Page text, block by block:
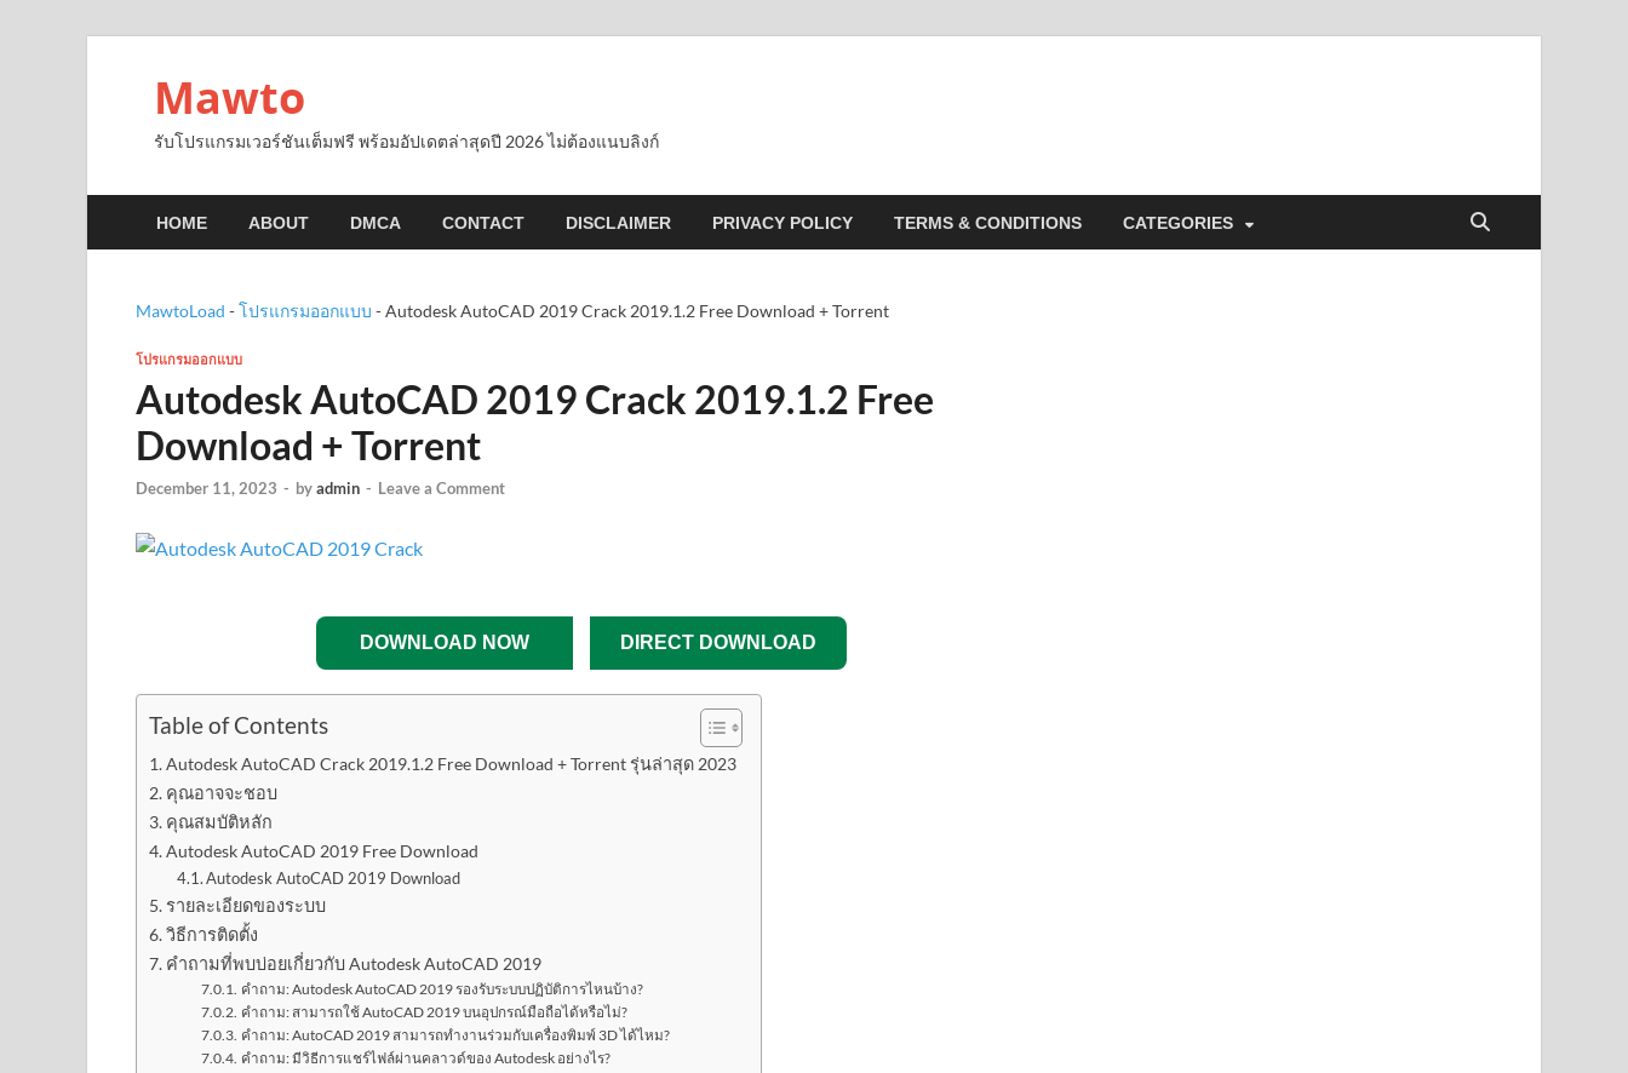
Mawto
รับโปรแกรมเวอร์ชันเต็มฟรี พร้อมอัปเดตล่าสุดปี 2026 ไม่ต้องแนบลิงก์
HOME ABOUT DMCA CONTACT DISCLAIMER PRIVACY POLICY TERMS & CONDITIONS CATEGORIES
MawtoLoad -โปรแกรมออกแบบ -Autodesk AutoCAD 2019 Crack 2019.1.2 Free Download + Torrent
โปรแกรมออกแบบ
Autodesk AutoCAD 2019 Crack 2019.1.2 Free
Download + Torrent
December 11, 2023 - byadmin - Leave a Comment
DOWNLOAD NOW DIRECT DOWNLOAD
Table of Contents
Autodesk AutoCAD Crack 2019.1.2 Free Download + Torrent รุ่นล่าสุด 2023
คุณอาจจะชอบ
คุณสมบัติหลัก
Autodesk AutoCAD 2019 Free Download
Autodesk AutoCAD 2019 Download
รายละเอียดของระบบ
วิธีการติดตั้ง
คำถามที่พบบ่อยเกี่ยวกับ Autodesk AutoCAD 2019
คำถาม: Autodesk AutoCAD 2019 รองรับระบบปฏิบัติการไหนบ้าง?
คำถาม: สามารถใช้ AutoCAD 2019 บนอุปกรณ์มือถือได้หรือไม่?
คำถาม: AutoCAD 2019 สามารถทำงานร่วมกับเครื่องพิมพ์ 3D ได้ไหม?
คำถาม: มีวิธีการแชร์ไฟล์ผ่านคลาวด์ของ Autodesk อย่างไร?